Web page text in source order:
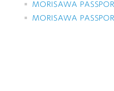
MORISAWA
MORISAWA